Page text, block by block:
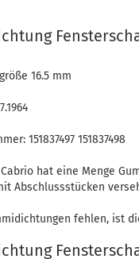
16.5 mm
151837497 151837498
hat eine Menge
Abschlussstücken
fehlen, ist